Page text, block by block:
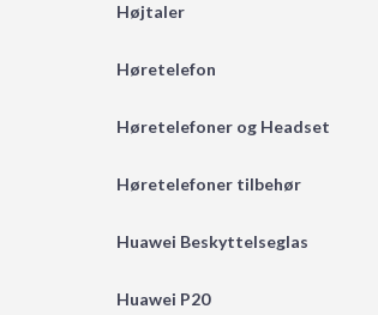
Højtaler
Høretelefon
Høretelefoner og Headset
Høretelefoner tilbehør
Huawei Beskyttelseglas
Huawei P20